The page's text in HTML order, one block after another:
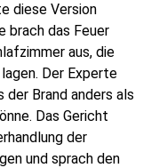
diese Version
brach das Feuer
aus, die
Der Experte
Brand anders als
Das Gericht
der
und sprach den